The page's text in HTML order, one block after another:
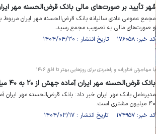
مُهر تأیید بر صورت‌های مالی بانک قرض‌الحسنه مهر
و صورت‌های مالی به تصویب مجمع رسید.
کد خبر: ۱۷۶۰۵۸ تاریخ انتشار : ۱۴۰۴/۰۴/۳۰
با مهاجرتی فناورانه و راهبردی برای روز‌هایی بهتر تا افق ۱۴۰۶
بانک قرض‌الحسنه مهر ایران آماده جهش از ۲۰ به ۴۰ میلیون مشتری می‌شود
۴۰ میلیون مشتری است.
کد خبر: ۱۷۴۹۵۷ تاریخ انتشار : ۱۴۰۴/۰۳/۱۷